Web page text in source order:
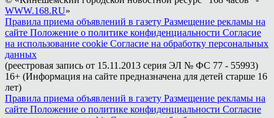
WWW.168.RU»
Правила приема объявлений в газету Размещение рекламы на
сайте Положение о политике конфиденциальности Согласие
на использование cookie Согласие на обработку персональных
данных
(реестровая запись от 15.11.2013 серия ЭЛ № ФС 77 - 55993)
16+ (Информация на сайте предназначена для детей старше 16
лет)
Правила приема объявлений в газету Размещение рекламы на
сайте Положение о политике конфиденциальности Согласие